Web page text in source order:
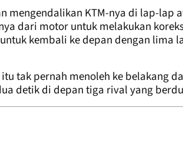
mengendalikan KTM-nya di lap-lap
dari motor untuk melakukan
kembali ke depan dengan lima
tak pernah menoleh ke belakang
detik di depan tiga rival yang